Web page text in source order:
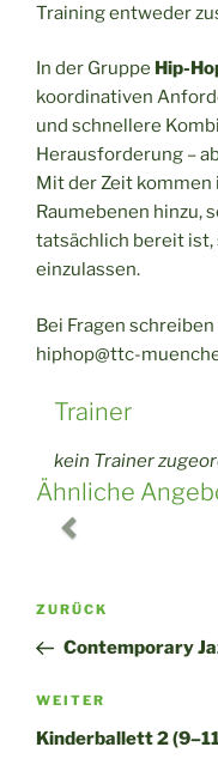
Training entweder
In der Gruppe Hip-
koordinativen
und schnellere
Herausforderung –
Mit der Zeit
Raumebenen hinzu,
tatsächlich bereit ist,
einzulassen.
Bei Fragen
hiphop@ttc-
Trainer
kein Trainer
Ähnliche
P
v
i
o
Vorheriger
Beitrag
ZURÜCK
Contemporary
Nächster
Beitrag
WEITER
Kinderballett 2